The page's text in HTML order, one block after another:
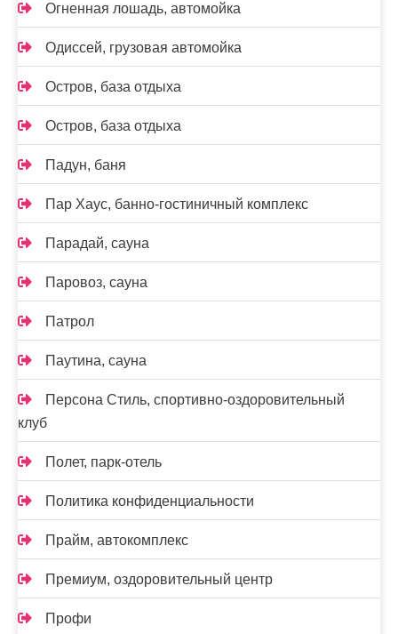
Огненная лошадь, автомойка
Одиссей, грузовая автомойка
Остров, база отдыха
Остров, база отдыха
Падун, баня
Пар Хаус, банно-гостиничный комплекс
Парадай, сауна
Паровоз, сауна
Патрол
Паутина, сауна
Персона Стиль, спортивно-оздоровительный
клуб
Полет, парк-отель
Политика конфиденциальности
Прайм, автокомплекс
Премиум, оздоровительный центр
Профи